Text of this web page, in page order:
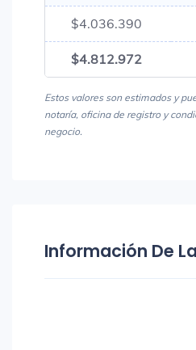
$4.036.390
$4.812.972
Estos valores son estimados y
notaría, oficina de registro y
negocio.
Información De